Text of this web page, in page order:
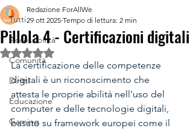
Tutti
Accessibilità
Comunità
Diritti
Educazione
Gaming
Pillola 4 - Certificazioni digitali
Redazione ForAllWe
29 ott 2025 Tempo di lettura: 2 min
Valutazione NaN stelle su 5.
La certificazione delle competenze
digitali è un riconoscimento che
attesta le proprie abilità nell'uso del
computer e delle tecnologie digitali,
basato su framework europei come il